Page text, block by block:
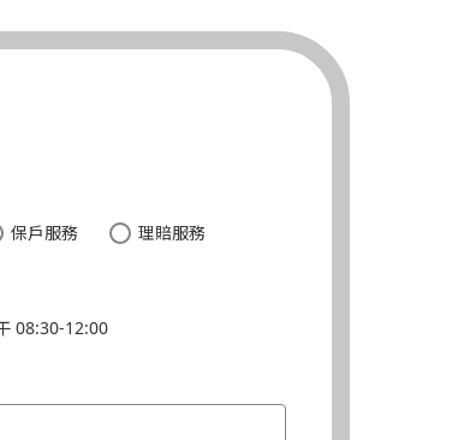
保戶服務
理賠服務
08:30-12:00